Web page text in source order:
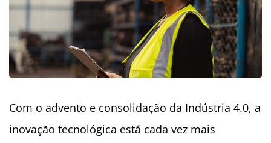
Com o advento e consolidação da Indústria 4.0, a
inovação tecnológica está cada vez mais